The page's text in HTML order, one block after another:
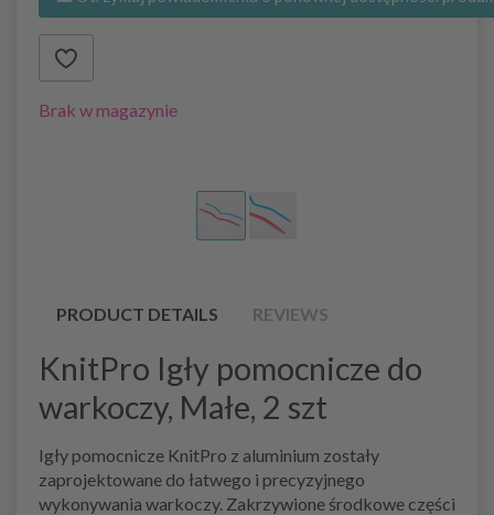
Brak w magazynie
PRODUCT DETAILS REVIEWS
KnitPro Igły pomocnicze do
warkoczy, Małe, 2 szt
Igły pomocnicze KnitPro z aluminium zostały
zaprojektowane do łatwego i precyzyjnego
wykonywania warkoczy. Zakrzywione środkowe części